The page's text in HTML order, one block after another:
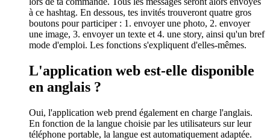
à ce hashtag. En dessous, tes invités trouveront quatre gros
boutons pour participer : 1. envoyer une photo, 2. envoyer
une image, 3. envoyer un texte et 4. une story, ainsi qu'un bref
mode d'emploi. Les fonctions s'expliquent d'elles-mêmes.
L'application web est-elle disponible
en anglais ?
Oui, l'application web prend également en charge l'anglais.
En fonction de la langue choisie par les utilisateurs sur leur
téléphone portable, la langue est automatiquement adaptée.